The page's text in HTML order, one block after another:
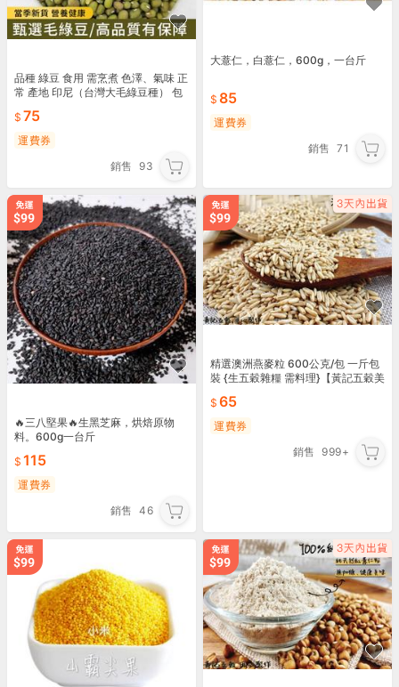
品種 綠豆 食用 需烹煮 色澤、氣味 正
常 產地 印尼（台灣大毛綠豆種） 包
75
運費券
銷售
93
大薏仁，白薏仁，600g，一台斤
85
運費券
銷售 71
🔥三八堅果🔥生黑芝麻，烘焙原物
料。600g一台斤
115
運費券
銷售 46
精選澳洲燕麥粒 600公克/包 一斤包
裝 {生五穀雜糧 需料理}【黃記五穀美
65
運費券
銷售
999+